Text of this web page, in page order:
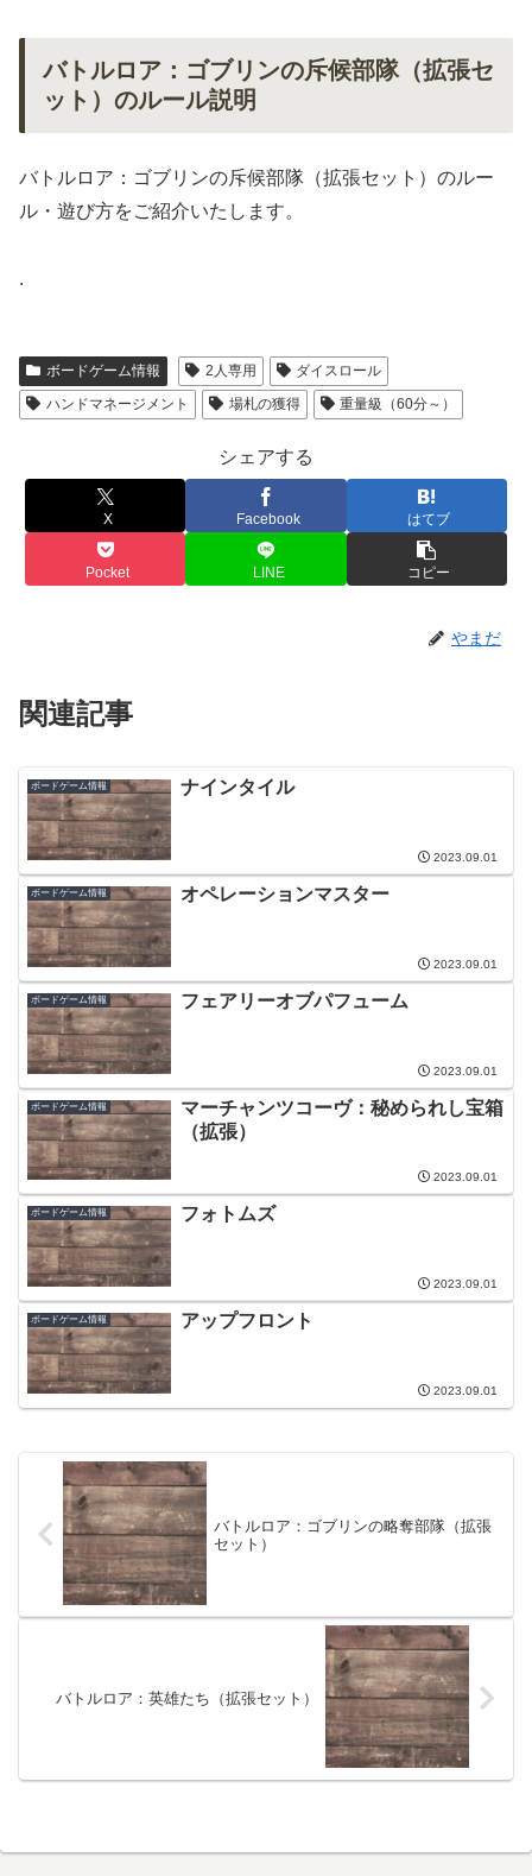
バトルロア：ゴブリンの斥候部隊（拡張セ
ット）のルール説明
バトルロア：ゴブリンの斥候部隊（拡張セット）のルー
ル・遊び方をご紹介いたします。
.
ボードゲーム情報 2人専用
ダイスロール
ハンドマネージメント
場札の獲得 重量級（60分～）
シェアする
X Facebook はてブ
Pocket LINE コピー
やまだ
関連記事
ボードゲーム情報 ナインタイル
2023.09.01
ボードゲーム情報 オペレーションマスター
2023.09.01
ボードゲーム情報 フェアリーオブパフューム
2023.09.01
ボードゲーム情報
マーチャンツコーヴ：秘められし宝箱
（拡張）
2023.09.01
ボードゲーム情報 フォトムズ
2023.09.01
ボードゲーム情報 アップフロント
2023.09.01
バトルロア：ゴブリンの略奪部隊（拡張
セット）
バトルロア：英雄たち（拡張セット）